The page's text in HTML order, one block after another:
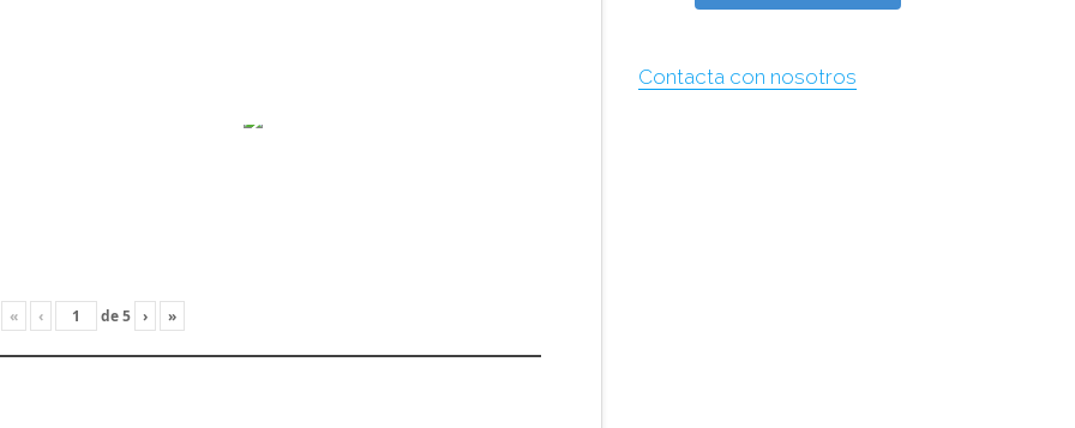
« ‹ de5 › »
Contacta con nosotros